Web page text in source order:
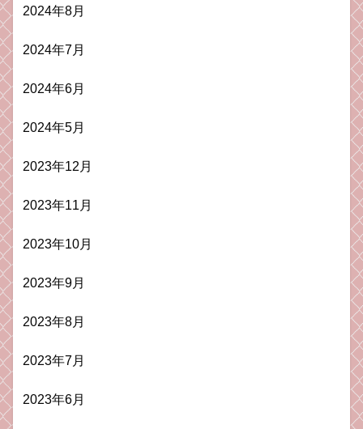
2024年8月
2024年7月
2024年6月
2024年5月
2023年12月
2023年11月
2023年10月
2023年9月
2023年8月
2023年7月
2023年6月